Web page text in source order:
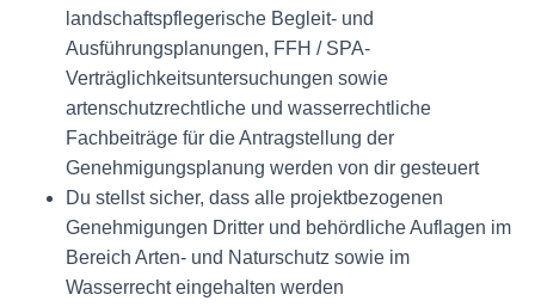
landschaftspflegerische Begleit- und
Ausführungsplanungen, FFH / SPA-
Verträglichkeitsuntersuchungen sowie
artenschutzrechtliche und wasserrechtliche
Fachbeiträge für die Antragstellung der
Genehmigungsplanung werden von dir gesteuert
Du stellst sicher, dass alle projektbezogenen
Genehmigungen Dritter und behördliche Auflagen im
Bereich Arten- und Naturschutz sowie im
Wasserrecht eingehalten werden